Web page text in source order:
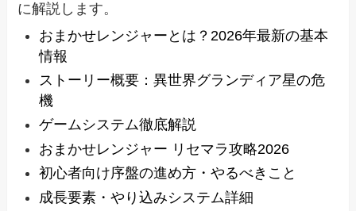
に解説します。
おまかせレンジャーとは？2026年最新の基本
情報
ストーリー概要：異世界グランディア星の危
機
ゲームシステム徹底解説
おまかせレンジャー リセマラ攻略2026
初心者向け序盤の進め方・やるべきこと
成長要素・やり込みシステム詳細